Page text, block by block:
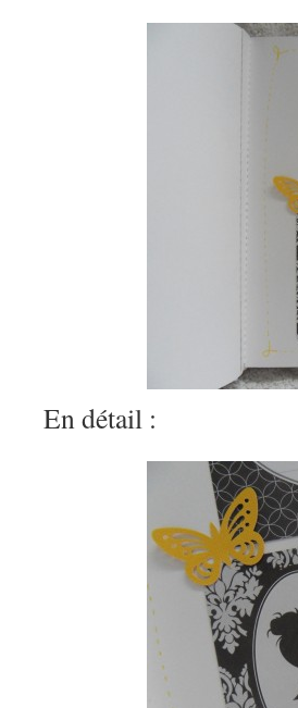
En détail :